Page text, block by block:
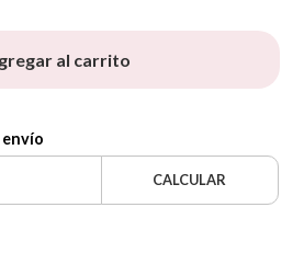
al carrito
envío
CALCULAR